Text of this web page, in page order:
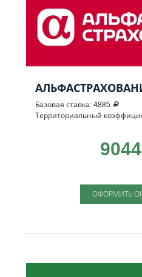
Базовая ставка: 4885
Территориальный
9044
ОФОРМИТЬ